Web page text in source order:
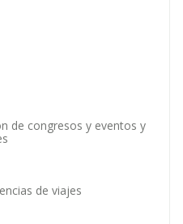
de congresos y eventos y
de viajes